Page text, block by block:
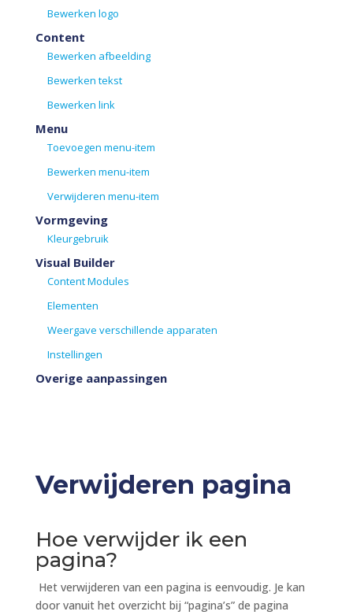
Bewerken logo
Content
Bewerken afbeelding
Bewerken tekst
Bewerken link
Menu
Toevoegen menu-item
Bewerken menu-item
Verwijderen menu-item
Vormgeving
Kleurgebruik
Visual Builder
Content Modules
Elementen
Weergave verschillende apparaten
Instellingen
Overige aanpassingen
Verwijderen pagina
Hoe verwijder ik een
pagina?
Het verwijderen van een pagina is eenvoudig. Je kan
door vanuit het overzicht bij “pagina’s” de pagina